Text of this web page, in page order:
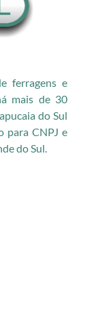
ferragens e
mais de 30
do Sul
para CNPJ e
do Sul.